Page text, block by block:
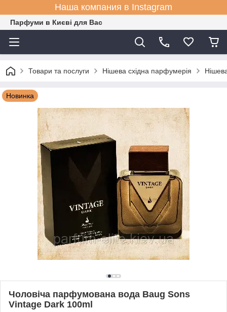
Наша компания в Instagram
Парфуми в Києві для Вас
Товари та послуги Нішева східна парфумерія
Новинка
Чоловіча парфумована вода Baug Sons
Vintage Dark 100ml